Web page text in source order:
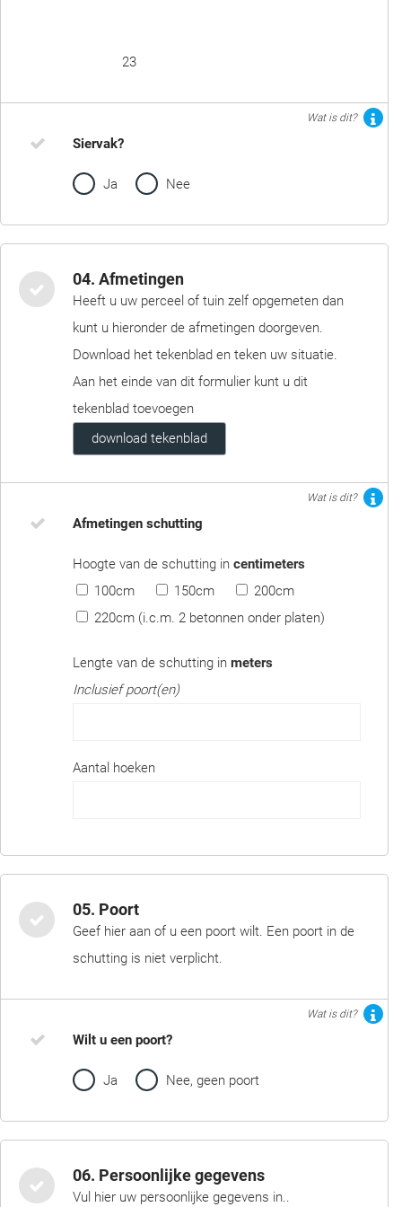
23
Wat is dit?
Siervak?
Ja Nee
04. Afmetingen
Heeft u uw perceel of tuin zelf opgemeten dan
kunt u hieronder de afmetingen doorgeven.
Download het tekenblad en teken uw situatie.
Aan het einde van dit formulier kunt u dit
tekenblad toevoegen
download tekenblad
Wat is dit?
Afmetingen schutting
Hoogte van de schutting in centimeters
100cm
150cm
200cm
220cm (i.c.m. 2 betonnen onder platen)
Lengte van de schutting in meters
Inclusief poort(en)
Aantal hoeken
05. Poort
Geef hier aan of u een poort wilt. Een poort in de
schutting is niet verplicht.
Wat is dit?
Wilt u een poort?
Ja Nee, geen poort
06. Persoonlijke gegevens
Vul hier uw persoonlijke gegevens in..